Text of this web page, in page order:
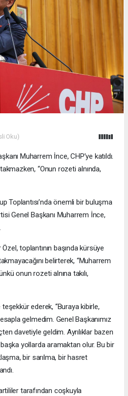
Oku)
Muharrem İnce, CHP’ye katıldı.
“Onun rozeti alnında,
Toplantısı’nda önemli bir buluşma
Genel Başkanı Muharrem İnce,
toplantının başında kürsüye
belirterek, “Muharrem
onun rozeti alnına takılı,
ederek, “Buraya kibirle,
gelmedim. Genel Başkanımız
davetiyle geldim. Ayrılıklar bazen
başka yollarda aramaktan olur. Bu bir
bir sarılma, bir hasret
tarafından coşkuyla